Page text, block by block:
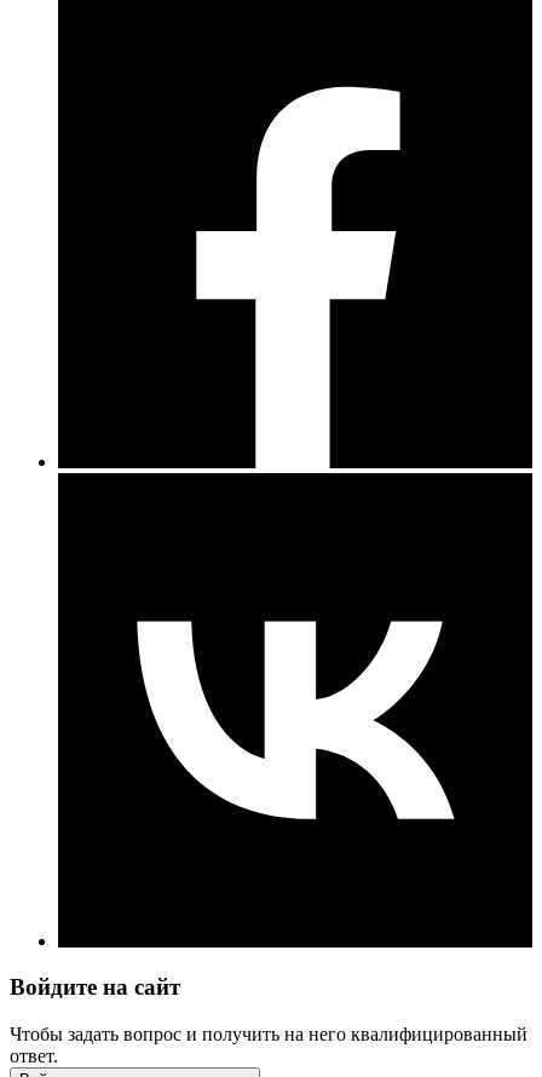
Войдите на сайт
Чтобы задать вопрос и получить на него квалифицированный
ответ.